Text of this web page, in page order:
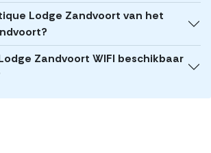
Lodge Zandvoort van het
Zandvoort WIFI beschikbaar